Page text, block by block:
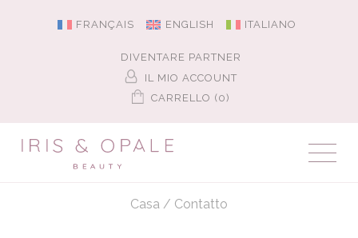
FRANÇAIS ENGLISH ITALIANO
DIVENTARE PARTNER
IL MIO ACCOUNT
CARRELLO (0)
Casa/ Contatto